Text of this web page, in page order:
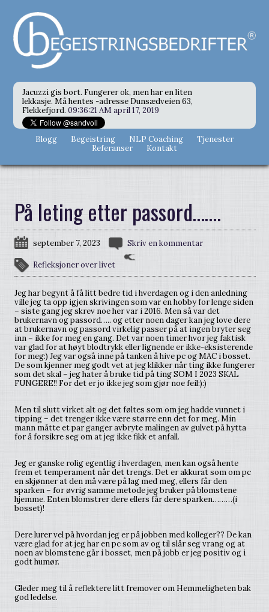
Jacuzzi gis bort. Fungerer ok, men har en liten
lekkasje. Må hentes -adresse Dunsædveien 63,
Flekkefjord. 09:36:21 AM april 17, 2019
Blogg Begeistring NLP Coaching
Tjenester
Referanser
Kontakt
På leting etter passord…….
september 7, 2023 Skriv en kommentar
Refleksjoner over livet
Jeg har begynt å få litt bedre tid i hverdagen og i den anledning
ville jeg ta opp igjen skrivingen som var en hobby for lenge siden
– siste gang jeg skrev noe her var i 2016. Men så var det
brukernavn og passord….. og etter noen dager kan jeg love dere
at brukernavn og passord virkelig passer på at ingen bryter seg
inn – ikke for meg en gang. Det var noen timer hvor jeg faktisk
var glad for at høyt blodtrykk eller lignende er ikke-eksisterende
for meg:) Jeg var også inne på tanken å hive pc og MAC i bosset.
De som kjenner meg godt vet at jeg klikker når ting ikke fungerer
som det skal – jeg hater å bruke tid på ting SOM I 2023 SKAL
FUNGERE!! For det er jo ikke jeg som gjør noe feil:):)
Men til slutt virket alt og det føltes som om jeg hadde vunnet i
tipping – det trenger ikke være større enn det for meg. Min
mann måtte et par ganger avbryte malingen av gulvet på hytta
for å forsikre seg om at jeg ikke fikk et anfall.
Jeg er ganske rolig egentlig i hverdagen, men kan også hente
frem et temperament når det trengs. Det er akkurat som om pc
en skjønner at den må være på lag med meg, ellers får den
sparken – for øvrig samme metode jeg bruker på blomstene
hjemme. Enten blomstrer dere ellers får dere sparken………(i
bosset)!
Dere lurer vel på hvordan jeg er på jobben med kolleger?? De kan
være glad for at jeg har en pc som av og til slår seg vrang og at
noen av blomstene går i bosset, men på jobb er jeg positiv og i
godt humør.
Gleder meg til å reflektere litt fremover om Hemmeligheten bak
god ledelse.